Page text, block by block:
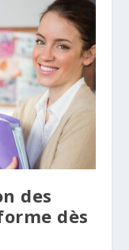
des
dès